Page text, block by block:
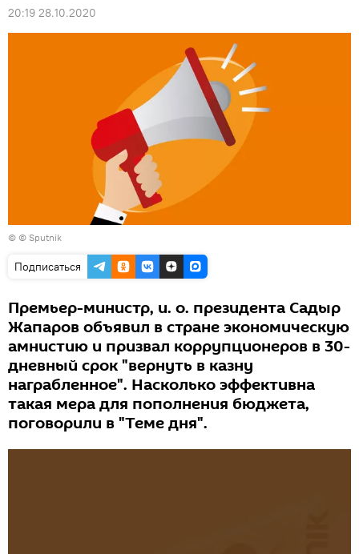
20:19 28.10.2020
© © Sputnik
Подписаться
Премьер-министр, и. о. президента Садыр
Жапаров объявил в стране экономическую
амнистию и призвал коррупционеров в 30-
дневный срок "вернуть в казну
награбленное". Насколько эффективна
такая мера для пополнения бюджета,
поговорили в "Теме дня".